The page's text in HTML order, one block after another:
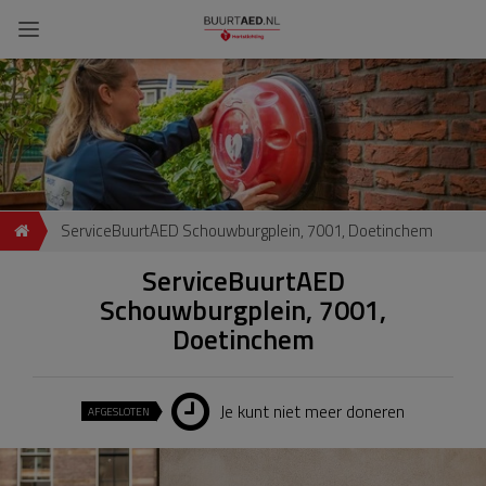
ServiceBuurtAED Schouwburgplein, 7001, Doetinchem
ServiceBuurtAED
Schouwburgplein, 7001,
Doetinchem
AFGESLOTEN Je kunt niet meer doneren